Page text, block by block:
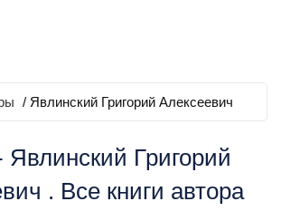
/ Явлинский Григорий Алексеевич
Явлинский Григорий
. Все книги автора